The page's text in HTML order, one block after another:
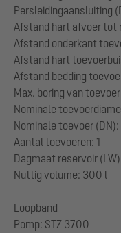
Persleidingaansluiting
Afstand hart afvoer tot
Afstand onderkant
Afstand hart
Afstand bedding
Max. boring van
Nominale
Nominale toevoer (DN):
Aantal toevoeren: 1
Dagmaat reservoir
Nuttig volume: 300 l
Loopband
Pomp: STZ 3700